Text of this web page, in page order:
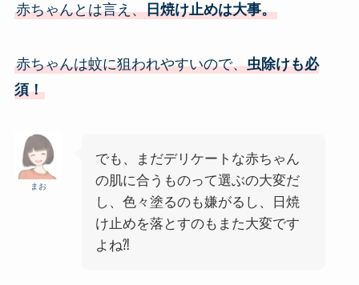
赤ちゃんとは言え、日焼け止めは大事。
赤ちゃんは蚊に狙われやすいので、虫除けも必
須！
まお
でも、まだデリケートな赤ちゃん
の肌に合うものって選ぶの大変だ
し、色々塗るのも嫌がるし、日焼
け止めを落とすのもまた大変です
よね⁈